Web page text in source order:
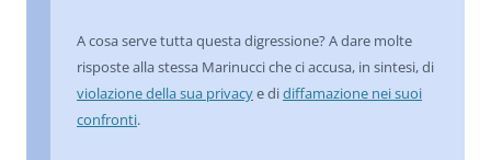
A cosa serve tutta questa digressione? A dare molte
risposte alla stessa Marinucci che ci accusa, in sintesi, di
violazione della sua privacye didiffamazione nei suoi
confronti.